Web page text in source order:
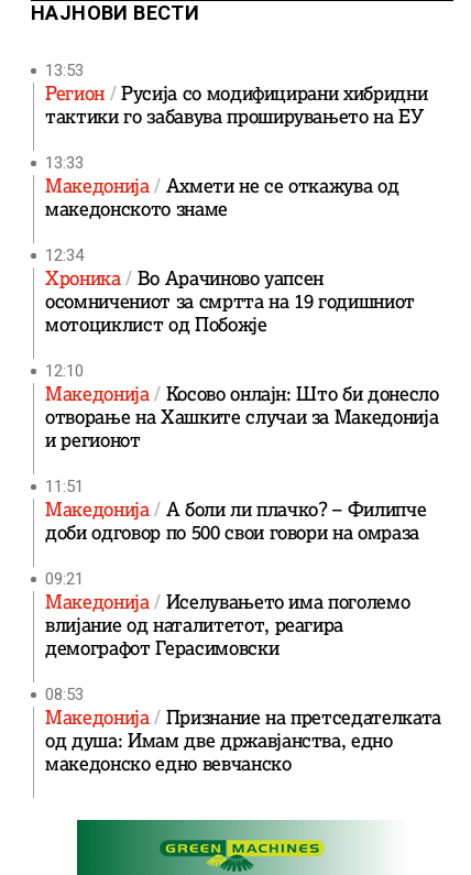
НАЈНОВИ ВЕСТИ
13:53
Регион
Русија со модифицирани хибридни
тактики го забавува проширувањето на ЕУ
13:33
Македонија Ахмети не се откажува од
македонското знаме
12:34
Хроника Во Арачиново уапсен
осомничениот за смртта на 19 годишниот
мотоциклист од Побожје
12:10
Македонија Косово онлајн: Што би донесло
отворање на Хашките случаи за Македонија
и регионот
11:51
Македонија А боли ли плачко? – Филипче
доби одговор по 500 свои говори на омраза
09:21
Македонија Иселувањето има поголемо
влијание од наталитетот, реагира
демографот Герасимовски
08:53
Македонија Признание на претседателката
од душа: Имам две државјанства, едно
македонско едно вевчанско